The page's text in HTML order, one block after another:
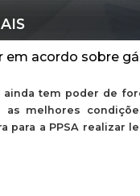
em acordo sobre
ainda tem poder de
as melhores
para a PPSA realizar